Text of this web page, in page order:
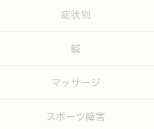
症状別
鍼
マッサージ
スポーツ障害